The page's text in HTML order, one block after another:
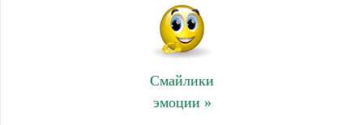
Смайлики
эмоции »